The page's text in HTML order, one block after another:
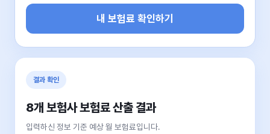
내 보험료 확인하기
결과 확인
8개 보험사 보험료 산출 결과
입력하신 정보 기준 예상 월 보험료입니다.